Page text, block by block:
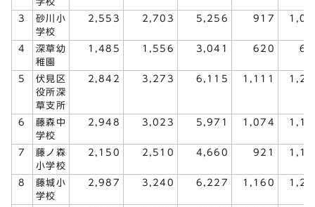
3
砂川小
学校
2,553 2,703 5,256 917
4
深草幼
稚園
1,485 1,556 3,041 620
5
伏見区
役所深
草支所
2,842 3,273 6,115 1,111
6
藤森中
学校
2,948 3,023 5,971 1,074
7
藤ノ森
小学校
2,150 2,510 4,660 921
8
藤城小
学校
2,987 3,240 6,227 1,160